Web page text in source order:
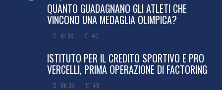
QUANTO GUADAGNANO GLI ATLETI CHE
VINCONO UNA MEDAGLIA OLIMPICA?
81.3K 40
ISTITUTO PER IL CREDITO SPORTIVO E PRO
VERCELLI, PRIMA OPERAZIONE DI FACTORING
66.3K 48